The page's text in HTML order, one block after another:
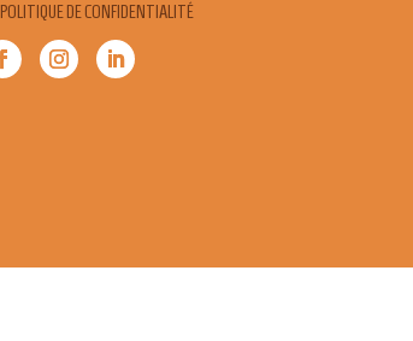
POLITIQUE DE CONFIDENTIALITÉ